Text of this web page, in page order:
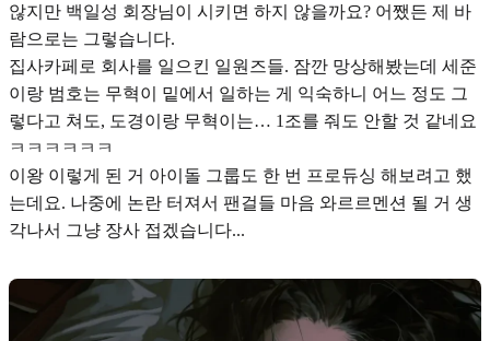
않지만 백일성 회장님이 시키면 하지 않을까요? 어쨌든 제 바
람으로는 그렇습니다.
집사카페로 회사를 일으킨 일원즈들. 잠깐 망상해봤는데 세준
이랑 범호는 무혁이 밑에서 일하는 게 익숙하니 어느 정도 그
렇다고 쳐도, 도경이랑 무혁이는… 1조를 줘도 안할 것 같네요
ㅋㅋㅋㅋㅋㅋ
이왕 이렇게 된 거 아이돌 그룹도 한 번 프로듀싱 해보려고 했
는데요. 나중에 논란 터져서 팬걸들 마음 와르르멘션 될 거 생
각나서 그냥 장사 접겠습니다...